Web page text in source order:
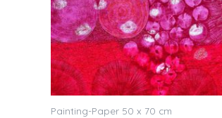
Painting-Paper 50 x 70 cm